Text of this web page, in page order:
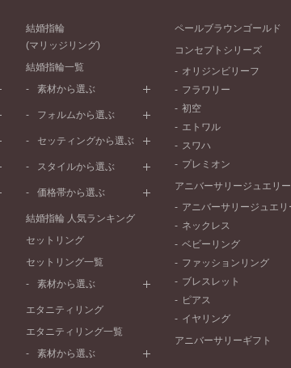
結婚指輪
(マリッジリング)
結婚指輪一覧
素材から選ぶ
プラチナ
ピンクゴールド
ペールブラウンゴールド
フォルムから選ぶ
ストレートライン
V字ライン
セッティングから選ぶ
プレーン
セベラルメレ
ラインメレ
スタイルから選ぶ
シンプル
モード
エレガント
ゴージャス
価格帯から選ぶ
50万円～
20万円～30万円
10万円～20万円
結婚指輪 人気ランキング
セットリング
セットリング一覧
素材から選ぶ
プラチナ
ペールブラウンゴールド
エタニティリング
エタニティリング一覧
素材から選ぶ
ペールブラウンゴールド
コンセプトシリーズ
オリジンビリーフ
フラワリー
初空
エトワル
スワハ
プレミオン
アニバーサリージュエリー
アニバーサリージュエリ
ネックレス
ベビーリング
ファッションリング
ブレスレット
ピアス
イヤリング
アニバーサリーギフト